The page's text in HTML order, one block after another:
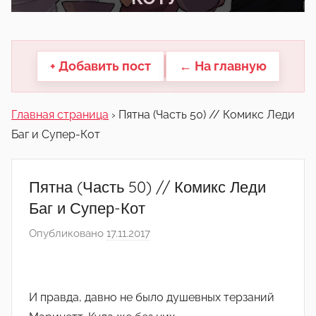
другие.
+ Добавить пост ← На главную
Главная страница › Пятна (Часть 50) // Комикс Леди
Баг и Супер-Кот
Пятна (Часть 50) // Комикс Леди
Баг и Супер-Кот
Опубликовано 17.11.2017
И правда, давно не было душевных терзаний